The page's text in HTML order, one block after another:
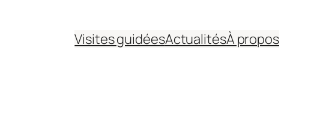
Visites guidéesActualitésÀ propos